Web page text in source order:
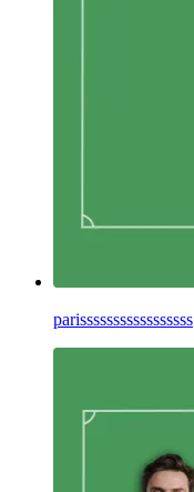
parisssssssssssssssss